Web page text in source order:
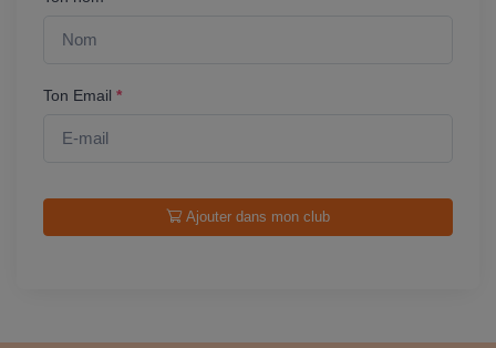
Ton Email *
Ajouter dans mon club